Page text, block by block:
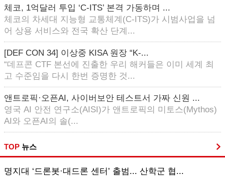
체코, 1억달러 투입 ‘C-ITS’ 본격 가동하며 ...
체코의 차세대 지능형 교통체계(C-ITS)가 시범사업을 넘
어 상용 서비스와 전국 확산 단계...
[DEF CON 34] 이상중 KISA 원장 “K-...
“데프콘 CTF 본선에 진출한 우리 해커들은 이미 세계 최
고 수준임을 다시 한번 증명한 것...
앤트로픽·오픈AI, 사이버보안 테스트서 가짜 신원 ...
영국 AI 안전 연구소(AISI)가 앤트로픽의 미토스(Mythos)
AI와 오픈AI의 솔(...
TOP 뉴스
명지대 ‘드론봇·대드론 센터’ 출범... 산학군 협...